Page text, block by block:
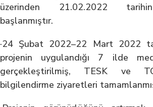
üzerinden 21.02.2022
başlanmıştır.
·24 Şubat 2022–22 Mart 2022
projenin uygulandığı 7 ilde
gerçekleştirilmiş, TESK ve
bilgilendirme ziyaretleri